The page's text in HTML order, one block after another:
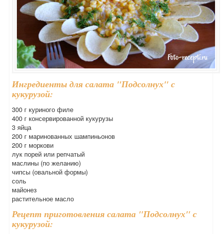
Ингредиенты для салата "Подсолнух" с
кукурузой:
300 г куриного филе
400 г консервированной кукурузы
3 яйца
200 г маринованных шампиньонов
200 г моркови
лук порей или репчатый
маслины (по желанию)
чипсы (овальной формы)
соль
майонез
растительное масло
Рецепт приготовления салата "Подсолнух" с
кукурузой: